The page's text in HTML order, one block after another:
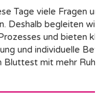
Deshalb begleiten wir
und bieten
und individuelle
Bluttest mit mehr Ruhe